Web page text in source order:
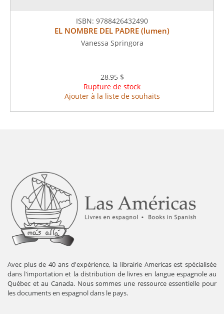
ISBN: 9788426432490
EL NOMBRE DEL PADRE (lumen)
Vanessa Springora
28,95 $
Rupture de stock
Ajouter à la liste de souhaits
Avec plus de 40 ans d'expérience, la librairie Americas est spécialisée
dans l'importation et la distribution de livres en langue espagnole au
Québec et au Canada. Nous sommes une ressource essentielle pour
les documents en espagnol dans le pays.